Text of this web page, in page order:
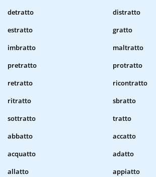
detratto
distratto
estratto
gratto
imbratto
maltratto
pretratto
protratto
retratto
ricontratto
ritratto
sbratto
sottratto
tratto
abbatto
accatto
acquatto
adatto
allatto
appiatto